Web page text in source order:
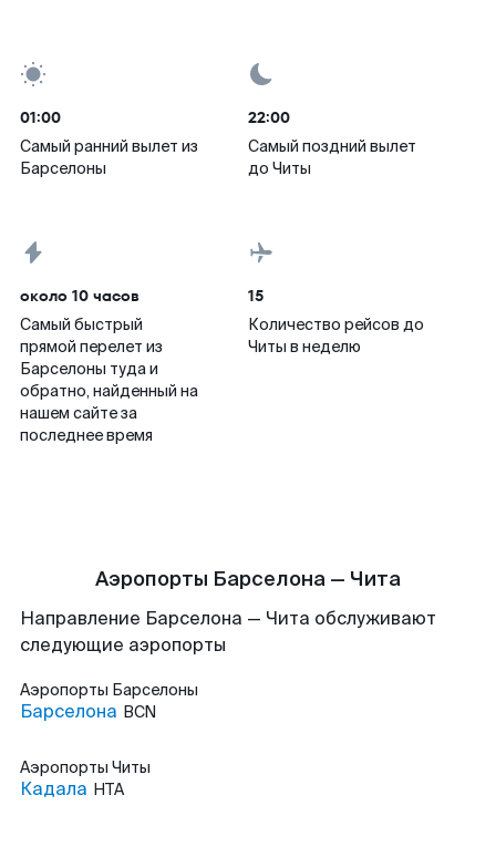
01:00
Самый ранний вылет из
Барселоны
22:00
Самый поздний вылет
до Читы
около 10 часов
Самый быстрый
прямой перелет из
Барселоны туда и
обратно, найденный на
нашем сайте за
последнее время
15
Количество рейсов до
Читы в неделю
Аэропорты Барселона — Чита
Направление Барселона — Чита обслуживают
следующие аэропорты
Аэропорты Барселоны
Барселона BCN
Аэропорты Читы
Кадала HTA